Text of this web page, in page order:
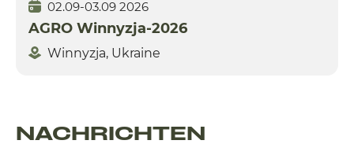
02.09-03.09 2026
AGRO Winnyzja-2026
Winnyzja, Ukraine
NACHRICHTEN